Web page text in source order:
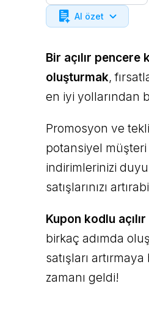
AI özet
Bir açılır pencere
oluşturmak,
en iyi yollarından
Promosyon ve
potansiyel
indirimlerinizi
satışlarınızı
Kupon kodlu
birkaç adımda
satışları
zamanı geldi!